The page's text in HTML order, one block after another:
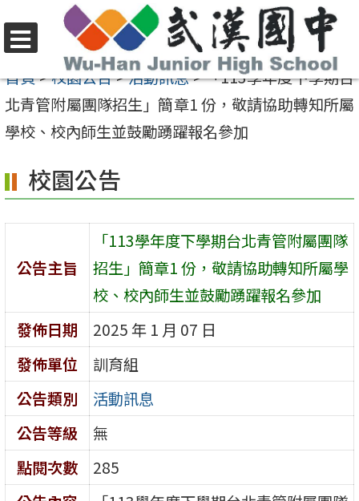
至
要
內
區
選
單
首頁>校園公告>活動訊息>「113學年度下學期台
北青管附屬團隊招生」簡章1 份，敬請協助轉知所屬
學校、校內師生並鼓勵踴躍報名參加
校園公告
公告主旨
「113學年度下學期台北青管附屬團隊
招生」簡章1 份，敬請協助轉知所屬學
校、校內師生並鼓勵踴躍報名參加
發佈日期
2025 年 1 月 07 日
發佈單位
訓育組
公告類別
活動訊息
公告等級
無
點閱次數
285